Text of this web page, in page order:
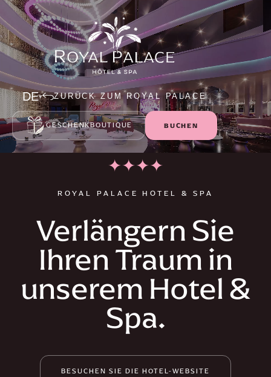
DE ZURÜCK ZUM ROYAL PALACE
GESCHENKBOUTIQUE BUCHEN
✦✦✦✦
ROYAL PALACE HOTEL & SPA
Verlängern Sie
Ihren Traum in
unserem Hotel &
Spa.
BESUCHEN SIE DIE HOTEL-WEBSITE